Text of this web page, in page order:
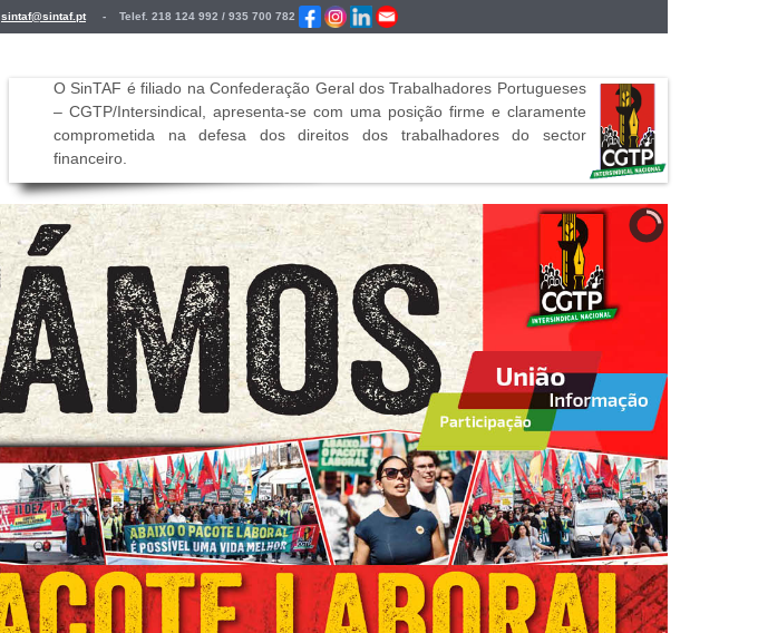
sintaf@sintaf.pt- Telef. 218 124 992 / 935 700 782
O SinTAF é filiado na Confederação Geral dos Trabalhadores Portugueses
– CGTP/Intersindical, apresenta-se com uma posição firme e claramente
comprometida na defesa dos direitos dos trabalhadores do sector
financeiro.